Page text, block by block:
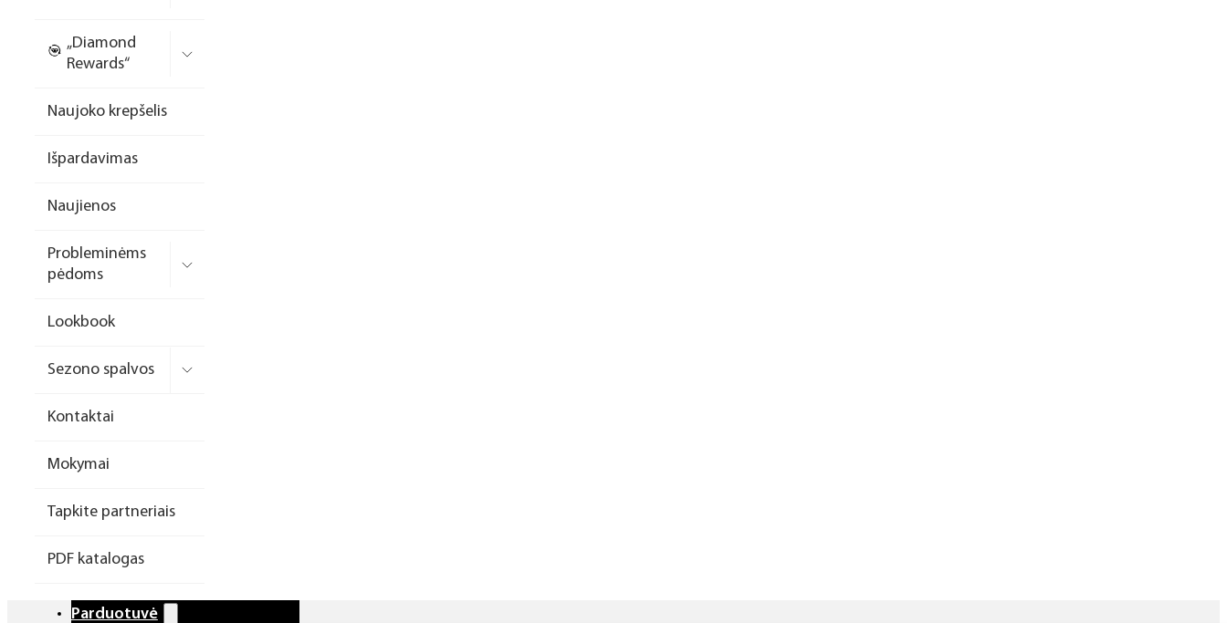
formelės/priedai
Dildės
Įrankiai
Laufwunder pėdų priežiūra
priemonės
Rinkiniai
„Diamond
Rewards“
Naujoko krepšelis
Išpardavimas
Naujienos
Probleminėms
pėdoms
Lookbook
Sezono spalvos
Kontaktai
Mokymai
Tapkite partneriais
PDF katalogas
Parduotuvė